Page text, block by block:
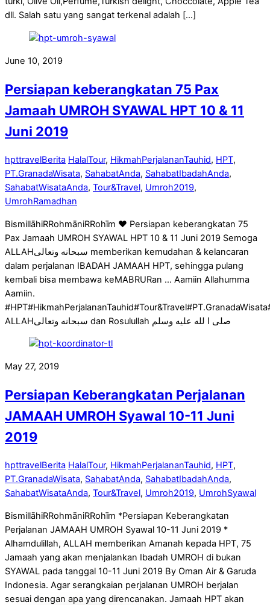
dll. Salah satu yang sangat terkenal adalah […]
June 10, 2019
Persiapan keberangkatan 75 Pax
Jamaah UMROH SYAWAL HPT 10 & 11
Juni 2019
hpttravelBerita HalalTour, HikmahPerjalananTauhid, HPT,
PT.GranadaWisata, SahabatAnda, SahabatIbadahAnda,
SahabatWisataAnda, Tour&Travel, Umroh2019,
UmrohRamadhan
BismillāhiRRohmāniRRohīm ♥ Persiapan keberangkatan 75
Pax Jamaah UMROH SYAWAL HPT 10 & 11 Juni 2019 Semoga
ALLAHسبحانه وتعالى memberikan kemudahan & kelancaran
dalam perjalanan IBADAH JAMAAH HPT, sehingga pulang
kembali bisa membawa keMABRURan … Aamiin Allahumma
Aamiin.
ALLAHسبحانه وتعالى dan Rosulullah صلى ا لله عليه وسلم
May 27, 2019
Persiapan Keberangkatan Perjalanan
JAMAAH UMROH Syawal 10-11 Juni
2019
hpttravelBerita HalalTour, HikmahPerjalananTauhid, HPT,
PT.GranadaWisata, SahabatAnda, SahabatIbadahAnda,
SahabatWisataAnda, Tour&Travel, Umroh2019, UmrohSyawal
BismillāhiRRohmāniRRohīm *Persiapan Keberangkatan
Perjalanan JAMAAH UMROH Syawal 10-11 Juni 2019 *
Alhamdulillah, ALLAH memberikan Amanah kepada HPT, 75
Jamaah yang akan menjalankan Ibadah UMROH di bukan
SYAWAL pada tanggal 10-11 Juni 2019 By Oman Air & Garuda
Indonesia. Agar serangkaian perjalanan UMROH berjalan
sesuai dengan apa yang direncanakan. Jamaah HPT akan